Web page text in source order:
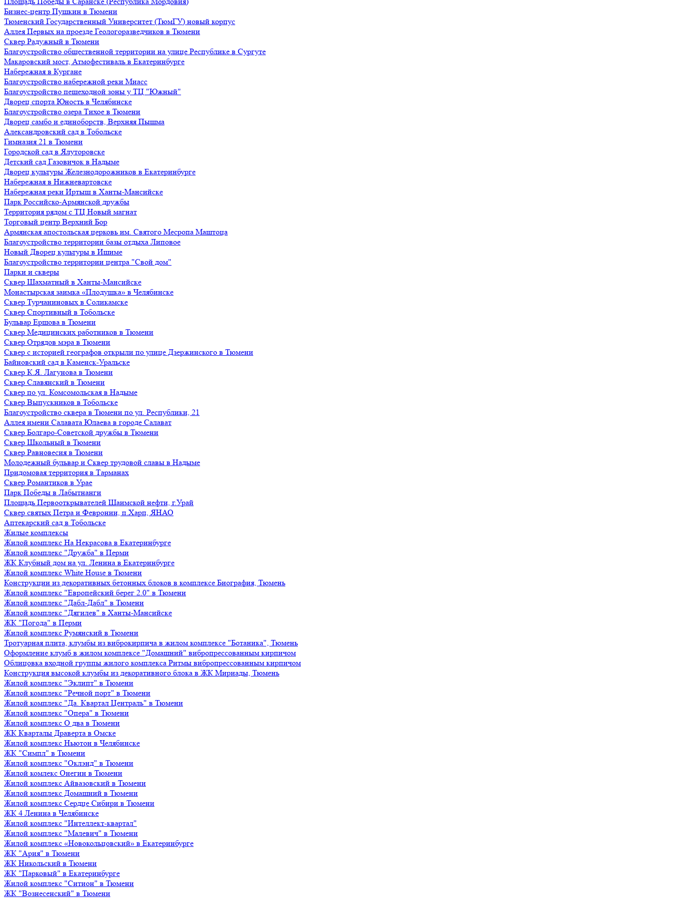
Бизнес-центр Пушкин в Тюмени
Тюменский Государственный Университет (ТюмГУ) новый корпус
Аллея Первых на проезде Геологоразведчиков в Тюмени
Сквер Радужный в Тюмени
Благоустройство общественной территории на улице Республике в Сургуте
Макаровский мост, Атмофестиваль в Екатеринбурге
Набережная в Кургане
Благоустройство набережной реки Миасс
Благоустройство пешеходной зоны у ТЦ "Южный"
Дворец спорта Юность в Челябинске
Благоустройство озера Тихое в Тюмени
Дворец самбо и единоборств, Верхняя Пышма
Александровский сад в Тобольске
Гимназия 21 в Тюмени
Городской сад в Ялуторовске
Детский сад Газовичок в Надыме
Дворец культуры Железнодорожников в Екатеринбурге
Набережная в Нижневартовске
Набережная реки Иртыш в Ханты-Мансийске
Парк Российско-Армянской дружбы
Территория рядом с ТЦ Новый магнат
Торговый центр Верхний Бор
Армянская апостольская церковь им. Святого Месропа Маштоца
Благоустройство территории базы отдыха Липовое
Нoвый Двoрeц культуры в Ишимe
Благоустройство территории центра "Свой дом"
Парки и скверы
Сквер Шахматный в Ханты-Мансийске
Монастырская заимка «Плодушка» в Челябинске
Сквер Турчаниновых в Соликамске
Сквер Спортивный в Тобольске
Бульвар Ершова в Тюмени
Сквер Медицинских работников в Тюмени
Сквер Отрядов мэра в Тюмени
Сквер с историей географов открыли по улице Дзержинского в Тюмени
Байновский сад в Каменск-Уральске
Сквер К.Я. Лагунова в Тюмени
Сквер Славянский в Тюмени
Сквер по ул. Комсомольская в Надыме
Сквер Выпускников в Тобольске
Благоустройство сквера в Тюмени по ул. Республики, 21
Аллея имени Салавата Юлаева в городе Салават
Сквер Болгаро-Советской дружбы в Тюмени
Сквер Школьный в Тюмени
Сквер Равновесия в Тюмени
Молодежный бульвар и Сквер трудовой славы в Надыме
Придомовая территория в Тарманах
Сквер Романтиков в Урае
Парк Победы в Лабытнанги
Площадь Первооткрывателей Шаимской нефти, г.Урай
Сквер святых Петра и Февронии, п.Харп, ЯНАО
Аптекарский сад в Тобольске
Жилые комплексы
Жилой комплекс На Некрасова в Екатеринбурге
Жилой комплекс "Дружба" в Перми
ЖК Клубный дом на ул. Ленина в Екатеринбурге
Жилой комплекс White House в Тюмени
Конструкции из декоративных бетонных блоков в комплексе Биография, Тюмень
Жилой комплекс "Европейский берег 2.0" в Тюмени
Жилой комплекс "Дабл-Дабл" в Тюмени
Жилой комплекс "Дягилев" в Ханты-Мансийске
ЖК "Погода" в Перми
Жилой комплекс Румянский в Тюмени
Тротуарная плита, клумбы из виброкирпича в жилом комплексе "Ботаника", Тюмень
Оформление клумб в жилом комплексе "Домашний" вибропрессованным кирпичом
Облицовка входной группы жилого комплекса Ритмы вибропрессованным кирпичом
Конструкция высокой клумбы из декоративного блока в ЖК Мириады, Тюмень
Жилой комплекс "Эклипт" в Тюмени
Жилой комплекс "Речной порт" в Тюмени
Жилой комплекс "Да. Квартал Централь" в Тюмени
Жилой комплекс "Опера" в Тюмени
Жилой комплекс О два в Тюмени
ЖК Кварталы Драверта в Омске
Жилой комплекс Ньютон в Челябинске
ЖК "Симпл" в Тюмени
Жилой комплекс "Оклэнд" в Тюмени
Жилой комлекс Онегин в Тюмени
Жилой комплекс Айвазовский в Тюмени
Жилой комплекс Домашний в Тюмени
Жилой комплекс Сердце Сибири в Тюмени
ЖК 4 Ленина в Челябинске
Жилой комплекс "Интеллект-квартал"
Жилой комплекс "Малевич" в Тюмени
Жилой комплекс «Новокольцовский» в Екатеринбурге
ЖК "Ария" в Тюмени
ЖК Никольский в Тюмени
ЖК "Парковый" в Екатеринбурге
Жилой комплекс "Ситион" в Тюмени
ЖК "Вознесенский" в Тюмени